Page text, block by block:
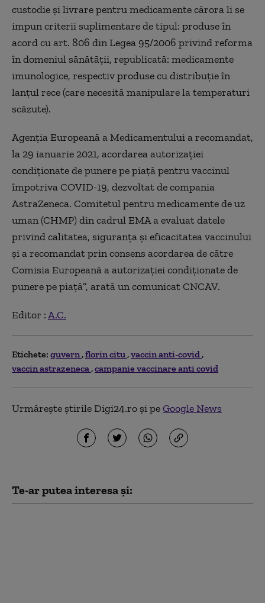
custodie și livrare pentru medicamente cărora li se
impun criterii suplimentare de tipul: produse în
acord cu art. 806 din Legea 95/2006 privind reforma
în domeniul sănătății, republicată: medicamente
imunologice, respectiv produse cu distribuție în
lanțul rece (care necesită manipulare la temperaturi
scăzute).
Agenția Europeană a Medicamentului a recomandat,
la 29 ianuarie 2021, acordarea autorizației
condiționate de punere pe piață pentru vaccinul
împotriva COVID-19, dezvoltat de compania
AstraZeneca. Comitetul pentru medicamente de uz
uman (CHMP) din cadrul EMA a evaluat datele
privind calitatea, siguranța și eficacitatea vaccinului
și a recomandat prin consens acordarea de către
Comisia Europeană a autorizației condiționate de
punere pe piață”, arată un comunicat CNCAV.
Editor :A.C.
Etichete: guvern florin citu vaccin anti-covid
vaccin astrazeneca campanie vaccinare anti covid
Urmărește știrile Digi24.ro și peGoogle News
Te-ar putea interesa și: